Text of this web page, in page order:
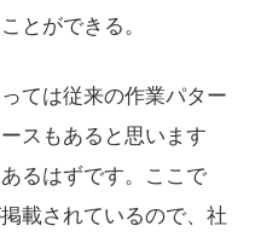
とができる。
ては従来の作業パター
スもあると思います
るはずです。ここで
載されているので、社